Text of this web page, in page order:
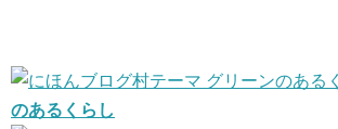
のあるくらし